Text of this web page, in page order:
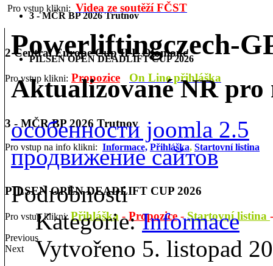
3 - MČR BP 2026 Trutnov
PILSEN OPEN DEADLIFT CUP 2026
Pro vstup klikni: Videa ze soutěží FČST
2 Central Europe Cup IPL Olomouc
Pro vstup klikni: Propozice On Line přihláška
3 - MČR BP 2026 Trutnov
Pro vstup na info klikni: Informace, Přihláška, Startovní listina
PILSEN OPEN DEADLIFT CUP 2026
Pro vstup klikni:Přihláška -Propozice-Startovní listina
Previous
Next
Powerliftingczech-
Aktualizované NR pro
особенности joomla 2.5
продвижение сайтов
Podrobnosti
Kategorie:Informace
Vytvořeno 5. listopad